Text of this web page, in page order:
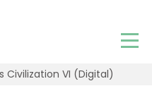
Civilization VI (Digital)